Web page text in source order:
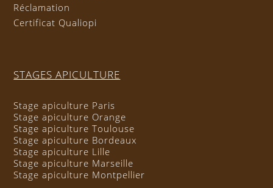
Réclamation
Certificat Qualiopi
STAGES APICULTURE
Stage apiculture Paris
Stage apiculture Orange
Stage apiculture Toulouse
Stage apiculture Bordeaux
Stage apiculture Lille
Stage apiculture Marseille
Stage apiculture Montpellier